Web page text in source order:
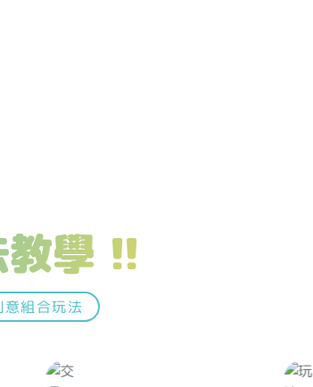
教學 !!
組合玩法